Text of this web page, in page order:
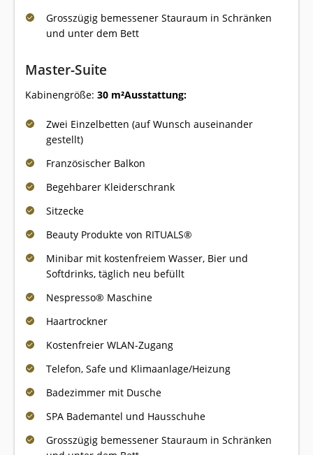
Grosszügig bemessener Stauraum in Schränken
und unter dem Bett
Master-Suite
Kabinengröße: 30 m²Ausstattung:
Zwei Einzelbetten (auf Wunsch auseinander
gestellt)
Französischer Balkon
Begehbarer Kleiderschrank
Sitzecke
Beauty Produkte von RITUALS®
Minibar mit kostenfreiem Wasser, Bier und
Softdrinks, täglich neu befüllt
Nespresso® Maschine
Haartrockner
Kostenfreier WLAN-Zugang
Telefon, Safe und Klimaanlage/Heizung
Badezimmer mit Dusche
SPA Bademantel und Hausschuhe
Grosszügig bemessener Stauraum in Schränken